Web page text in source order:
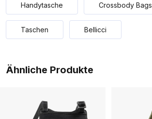
Handytasche Crossbody Bags
Taschen Bellicci
Ähnliche Produkte